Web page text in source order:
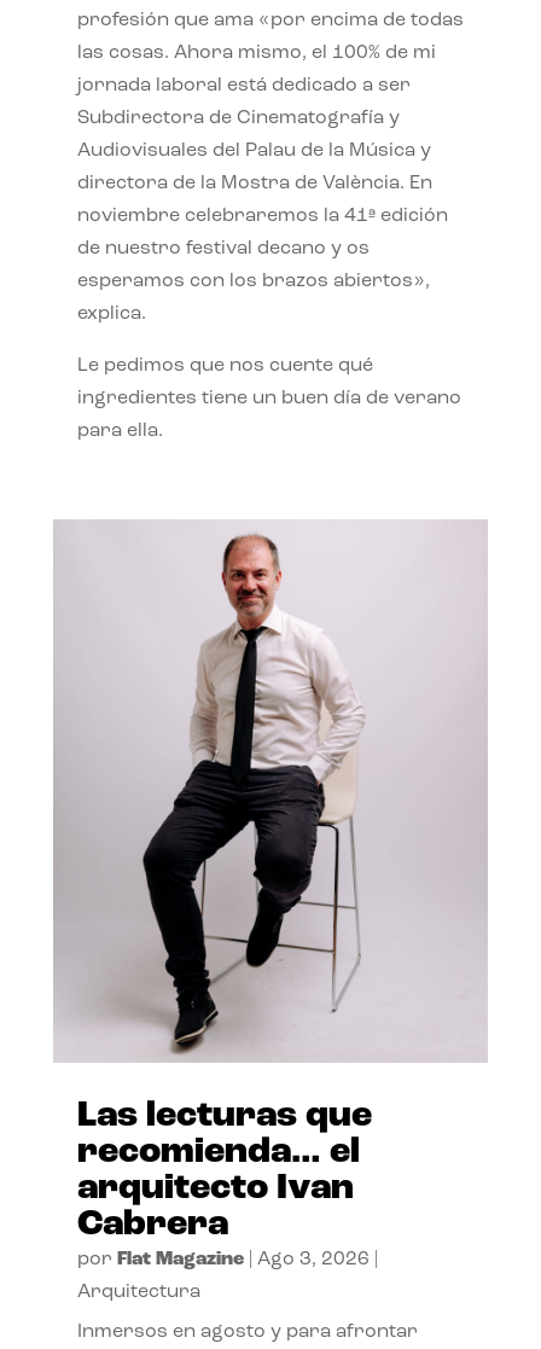
profesión que ama «por encima de todas
las cosas. Ahora mismo, el 100% de mi
jornada laboral está dedicado a ser
Subdirectora de Cinematografía y
Audiovisuales del Palau de la Música y
directora de la Mostra de València. En
noviembre celebraremos la 41ª edición
de nuestro festival decano y os
esperamos con los brazos abiertos»,
explica.
Le pedimos que nos cuente qué
ingredientes tiene un buen día de verano
para ella.
Las lecturas que
recomienda… el
arquitecto Ivan
Cabrera
por Flat Magazine| Ago 3, 2026
Arquitectura
Inmersos en agosto y para afrontar